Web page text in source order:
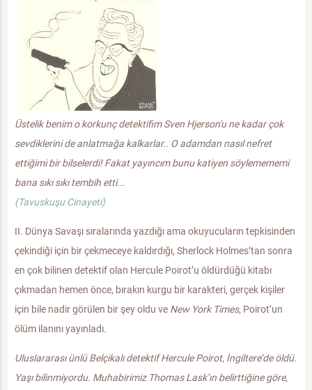
Üstelik benim o korkunç detektifim Sven Hjerson'u ne kadar çok
sevdiklerini de anlatmağa kalkarlar.. O adamdan nasıl nefret
ettiğimi bir bilselerdi! Fakat yayıncım bunu katiyen söylemememi
bana sıkı sıkı tembih etti...
(Tavuskuşu Cinayeti)
II. Dünya Savaşı sıralarında yazdığı ama okuyucuların tepkisinden
çekindiği için bir çekmeceye kaldırdığı, Sherlock Holmes’tan sonra
en çok bilinen detektif olan Hercule Poirot’u öldürdüğü kitabı
çıkmadan hemen önce, bırakın kurgu bir karakteri, gerçek kişiler
için bile nadir görülen bir şey oldu ve New York Times, Poirot’un
ölüm ilanını yayınladı.
Uluslararası ünlü Belçikalı detektif Hercule Poirot, İngiltere’de öldü.
Yaşı bilinmiyordu. Muhabirimiz Thomas Lask’ın belirttiğine göre,